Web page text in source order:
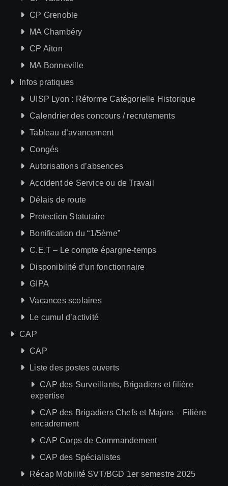
CP Grenoble
MA Chambéry
CP Aiton
MA Bonneville
Infos pratiques
UISP Lyon : Réforme Catégorielle Historique
Calendrier des concours / recrutements
Tableau d’avancement
Congés
Autorisations d’absences
Accident de Service ou de Travail
Délais de route
Protection Statutaire
Bonification du “1/5ème”
C.E.T – Le compte épargne-temps
Disponibilité d’un fonctionnaire
GIPA
Vacances scolaires
Le cumul d’activité
CAP
CAP
Liste des postes ouverts
CAP des Surveillants, Brigadiers et filière
expertise
CAP des Brigadiers Chefs et Majors – Filière
encadrement
CAP Corps de Commandement
CAP des Spécialistes
Récap Mobilité SVT/BGD 1er semestre 2025